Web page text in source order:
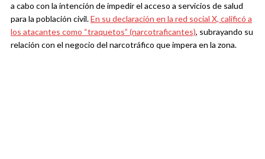
a cabo con la intención de impedir el acceso a servicios de salud
para la población civil.En su declaración en la red social X, calificó a
los atacantes como “traquetos” (narcotraficantes), subrayando su
relación con el negocio del narcotráfico que impera en la zona.